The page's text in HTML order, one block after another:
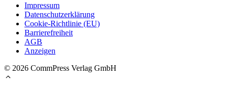
Impressum
Datenschutzerklärung
Cookie-Richtlinie (EU)
Barrierefreiheit
AGB
Anzeigen
© 2026 CommPress Verlag GmbH